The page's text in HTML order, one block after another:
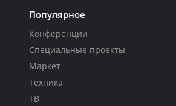
Популярное
Конференции
Специальные проекты
Маркет
Техника
ТВ